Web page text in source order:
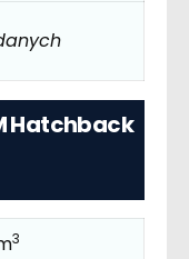
Hatchback
3